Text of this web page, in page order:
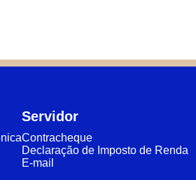
Servidor
Contracheque
Declaração de Imposto de Renda
E-mail